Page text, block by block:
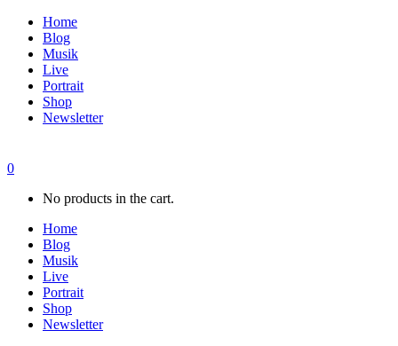
Home
Blog
Musik
Live
Portrait
Shop
Newsletter
0
No products in the cart.
Home
Blog
Musik
Live
Portrait
Shop
Newsletter